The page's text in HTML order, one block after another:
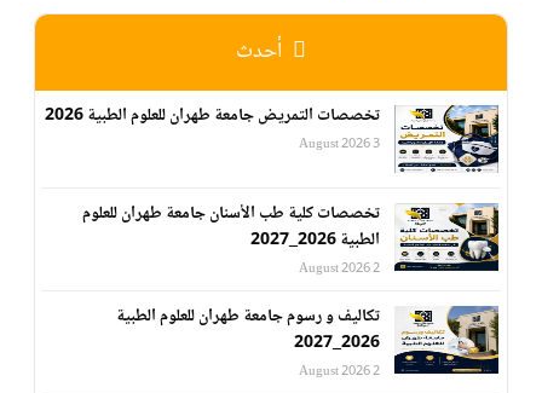
أحدث
تخصصات التمريض جامعة طهران للعلوم الطبية 2026
3 August 2026
تخصصات كلية طب الأسنان جامعة طهران للعلوم
الطبية 2026_2027
2 August 2026
تكاليف و رسوم جامعة طهران للعلوم الطبية
2026_2027
2 August 2026